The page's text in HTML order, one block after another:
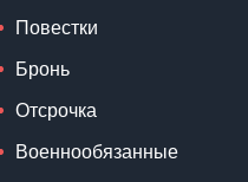
Повестки
Бронь
Отсрочка
Военнообязанные